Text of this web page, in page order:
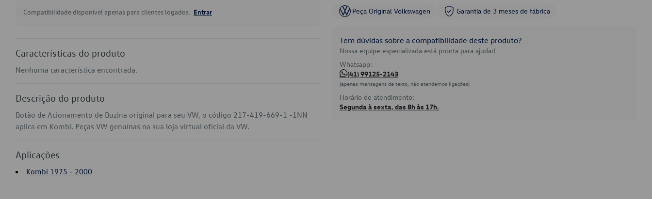
Compatibilidade disponível apenas para clientes logados. Entrar
Características do produto
Nenhuma característica encontrada.
Descrição do produto
Botão de Acionamento de Buzina original para seu VW, o código 217-419-669-1 -1NN
aplica em Kombi. Peças VW genuínas na sua loja virtual oficial da VW.
Aplicações
Kombi 1975 - 2000
Peça Original Volkswagen Garantia de 3 meses de fábrica
Tem dúvidas sobre a compatibilidade deste produto?
Nossa equipe especializada está pronta para ajudar!
Whatsapp:
(41) 99125-2143
(apenas mensagens de texto, não atendemos ligações)
Horário de atendimento:
Segunda à sexta, das 8h às 17h.